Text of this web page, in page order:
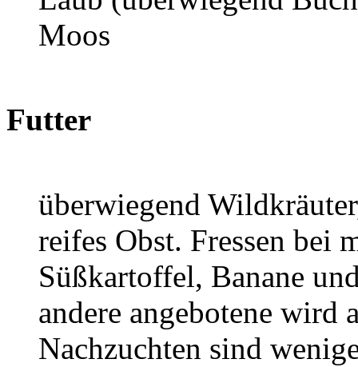
Moos
Futter
überwiegend
reifes Obst. Fressen bei
Süßkartoffel, Banane
andere angebotene wird
Nachzuchten sind